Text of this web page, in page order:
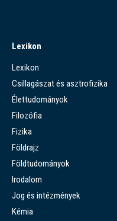
Lexikon
Lexikon
Csillagászat és asztrofizika
Élettudományok
Filozófia
Fizika
Földrajz
Földtudományok
Irodalom
Jog és intézmények
Kémia